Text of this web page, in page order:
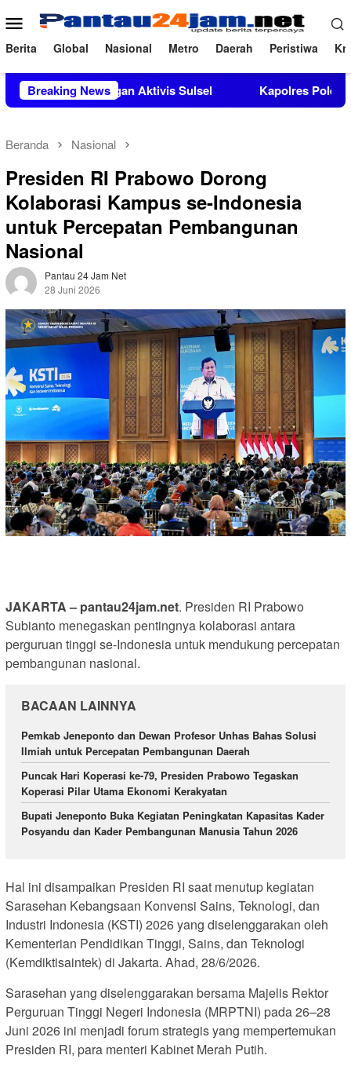
ke
konten
Menu
Mobile
Berita Global Nasional Metro Daerah Peristiwa
Breaking News
Dukungan Aktivis Sulsel Kapolres Polewali Mandar
Beranda Nasional
Presiden RI Prabowo Dorong
Kolaborasi Kampus se-Indonesia
untuk Percepatan Pembangunan
Nasional
Pantau 24 Jam Net
28 Juni 2026
JAKARTA – pantau24jam.net. Presiden RI Prabowo
Subianto menegaskan pentingnya kolaborasi antara
perguruan tinggi se-Indonesia untuk mendukung percepatan
pembangunan nasional.
BACAAN LAINNYA
Pemkab Jeneponto dan Dewan Profesor Unhas Bahas Solusi
Ilmiah untuk Percepatan Pembangunan Daerah
Puncak Hari Koperasi ke-79, Presiden Prabowo Tegaskan
Koperasi Pilar Utama Ekonomi Kerakyatan
Bupati Jeneponto Buka Kegiatan Peningkatan Kapasitas Kader
Posyandu dan Kader Pembangunan Manusia Tahun 2026
Hal ini disampaikan Presiden RI saat menutup kegiatan
Sarasehan Kebangsaan Konvensi Sains, Teknologi, dan
Industri Indonesia (KSTI) 2026 yang diselenggarakan oleh
Kementerian Pendidikan Tinggi, Sains, dan Teknologi
(Kemdiktisaintek) di Jakarta. Ahad, 28/6/2026.
Sarasehan yang diselenggarakan bersama Majelis Rektor
Perguruan Tinggi Negeri Indonesia (MRPTNI) pada 26–28
Juni 2026 ini menjadi forum strategis yang mempertemukan
Presiden RI, para menteri Kabinet Merah Putih.